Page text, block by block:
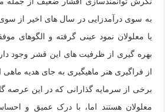
به سوی درآمدزایی در سال های اخیر از
یا معلولان نمود عینی گرفته و الگوهای
بهره گیری از ظرفیت های این قشر وجود
از فراگیری هنر ماهیگیری به جای هدیه
برخی از سرمایه گذارانی که در این عرصه
معلولان هستند اما، با درک عمیق و